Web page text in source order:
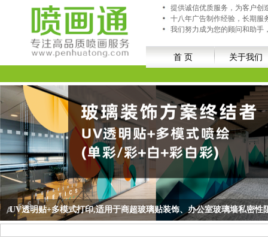
提供诚信优质服务，为客户创
十八年广告制作经验，长期服
我们努力成为您的顾问和助手
首 页 关于我们
热转印：防水 、防指纹、 耐光不褪色；适用于条幅横幅、个性旗帜